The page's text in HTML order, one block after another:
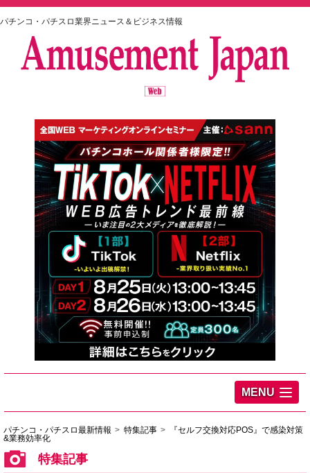
パチンコ・パチスロ業界ニュース＆ビジネス情報
MENU
パチンコ・パチスロ最新情報 特集記事
『セルフ交換対応POS』で感染対策
&業務効率化
特集記事